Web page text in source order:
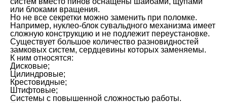
или блоками вращения.
Но не все секретки можно заменить при поломке.
Например, нуклео-блок сувальдного механизма имеет
сложную конструкцию и не подлежит переустановке.
Существует большое количество разновидностей
замковых систем, сердцевины которых заменяемы.
К ним относятся:
Дисковые;
Цилиндровые;
Крестовидные;
Штифтовые;
Системы с повышенной сложностью работы.